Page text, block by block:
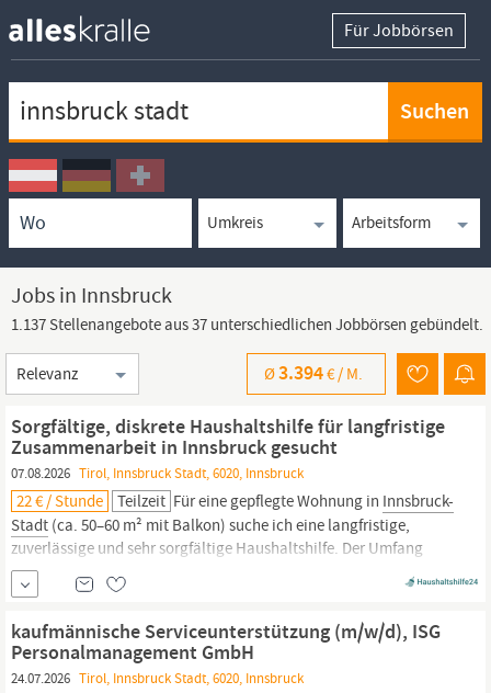
Für Jobbörsen
Ortssuche
Umkreissuche
Arbeitsform
Jobs in Innsbruck
1.137 Stellenangebote aus 37 unterschiedlichen Jobbörsen gebündelt.
Sortierung
Ø3.394€ / M.
Sorgfältige, diskrete Haushaltshilfe für langfristige
Zusammenarbeit in Innsbruck gesucht
07.08.2026 Tirol, Innsbruck Stadt, 6020, Innsbruck
22 € / Stunde Teilzeit Für eine gepflegte Wohnung in Innsbruck-
Stadt (ca. 50–60 m² mit Balkon) suche ich eine langfristige,
zuverlässige und sehr sorgfältige Haushaltshilfe. Der Umfang
beträgt zunächst etwa 2 Stunden pro Woche bzw. ca. 8–10
Stunden monatlich. Ein möglichst fixer, planbarer Termin wäre
kaufmännische Serviceunterstützung (m/w/d), ISG
Personalmanagement GmbH
24.07.2026 Tirol, Innsbruck Stadt, 6020, Innsbruck